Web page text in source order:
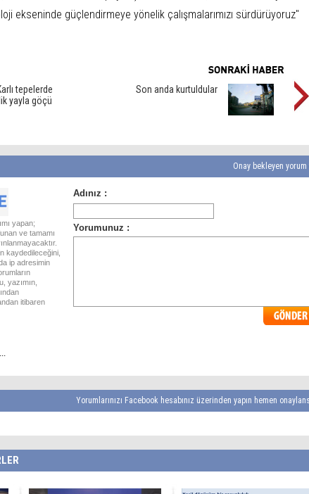
ekseninde güçlendirmeye yönelik çalışmalarımızı sürdürüyoruz"
tepelerde
yayla göçü
Son anda kurtuldular
Onay bekleyen yorum
yapan;
ve tamamı
kaydedileceğini,
ip adresimin
yazımın,
itibaren
Yorumlarınızı Facebook hesabınız üzerinden yapın hemen